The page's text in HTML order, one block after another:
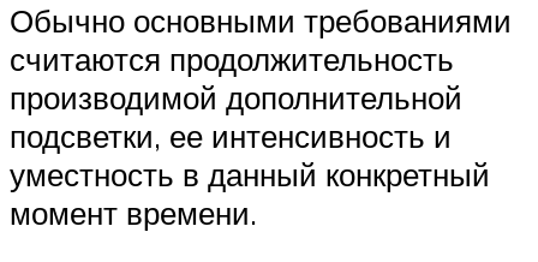
Обычно основными требованиями
считаются продолжительность
производимой дополнительной
подсветки, ее интенсивность и
уместность в данный конкретный
момент времени.